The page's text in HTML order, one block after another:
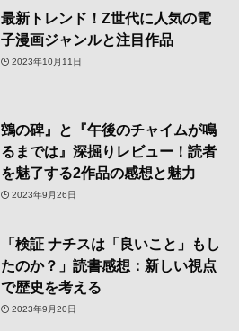
最新トレンド！Z世代に人気の電
子漫画ジャンルと注目作品
2023年10月11日
鵼の碑』と『午後のチャイムが鳴
るまでは』深掘りレビュー！読者
を魅了する2作品の感想と魅力
2023年9月26日
「検証 ナチスは「良いこと」もし
たのか？」読書感想：新しい視点
で歴史を考える
2023年9月20日